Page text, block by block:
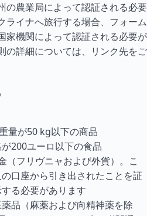
の農業局によって認証される必要
ライナへ旅行する場合、フォーム
家機関によって認証される必要が
の詳細については、リンク先をご
量が50 kg以下の商品
200ユーロ以下の食品
（フリヴニャおよび外貨）。こ
口座から引き出されたことを証
る必要があります
品（麻薬および向精神薬を除